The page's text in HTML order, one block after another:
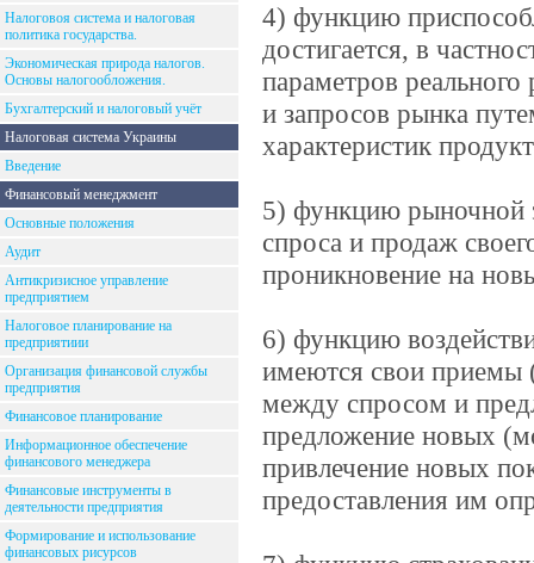
Налоговоя система и налоговая
политика государства.
Экономическая природа налогов.
Основы налогообложения.
Бухгалтерский и налоговый учёт
Налоговая система Украины
Введение
Финансовый менеджмент
Основные положения
Аудит
Антикризисное управление
предприятием
Налоговое планирование на
предприятиии
Организация финансовой службы
предприятия
Финансовое планирование
Информационное обеспечение
финансового менеджера
Финансовые инструменты в
деятельности предприятия
Формирование и использование
финансовых рисурсов
4) функцию
достигается, в
параметров
и запросов рынка
характеристик
5) функцию рыночной
спроса и продаж
проникновение на
6) функцию
имеются свои приемы
между спросом и
предложение новых
привлечение новых
предоставления им